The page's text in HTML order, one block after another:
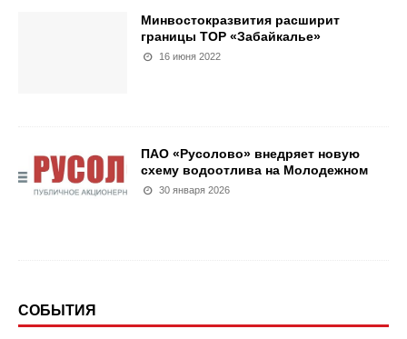
Минвостокразвития расширит
границы ТОР «Забайкалье»
16 июня 2022
ПАО «Русолово» внедряет новую
схему водоотлива на Молодежном
30 января 2026
СОБЫТИЯ